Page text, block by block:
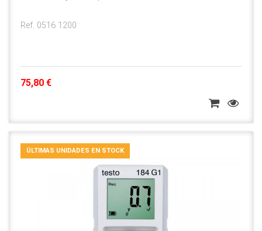
Ref. 0516 1200
75,80 €
ÚLTIMAS UNIDADES EN STOCK